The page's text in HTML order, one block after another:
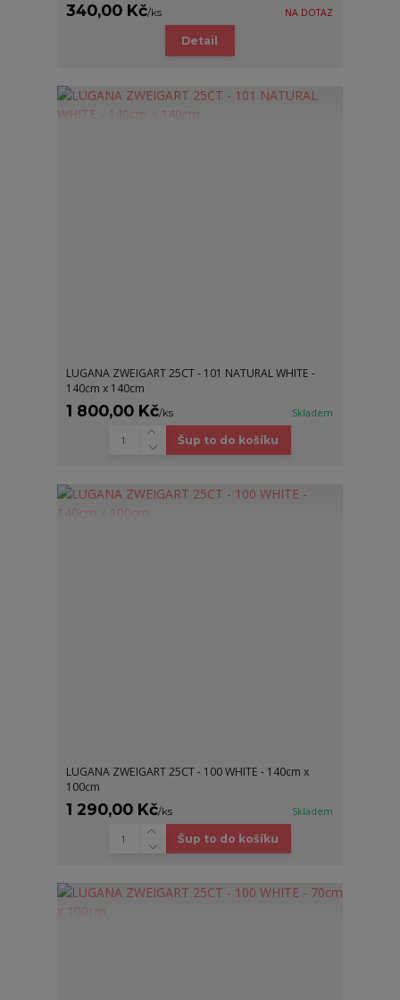
340,00 Kč/ks NA DOTAZ
Detail
LUGANA ZWEIGART 25CT - 101 NATURAL WHITE -
140cm x 140cm
1 800,00 Kč/ks Skladem
Šup to do košíku
LUGANA ZWEIGART 25CT - 100 WHITE - 140cm x
100cm
1 290,00 Kč/ks Skladem
Šup to do košíku